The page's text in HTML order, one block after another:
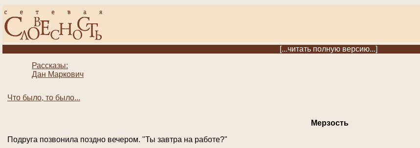
[...читать полную версию...]
Рассказы:
Дан Маркович
Что было, то было...
Мерзость
Подруга позвонила поздно вечером. "Ты завтра на работе?"